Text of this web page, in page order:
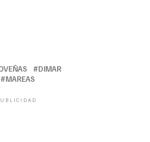
DIMAR
MAREAS